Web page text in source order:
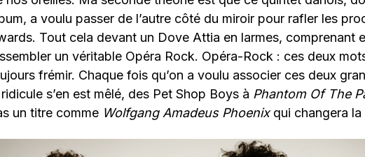
a voulu passer de l’autre côté du miroir pour rafler les
Tout cela devant un Dove Attia en larmes, comprenant
un véritable Opéra Rock. Opéra-Rock : ces deux
frémir. Chaque fois qu’on a voulu associer ces deux
s’en est mêlé, des Pet Shop Boys à Phantom Of The
un titre comme Wolfgang Amadeus Phoenixqui changera la